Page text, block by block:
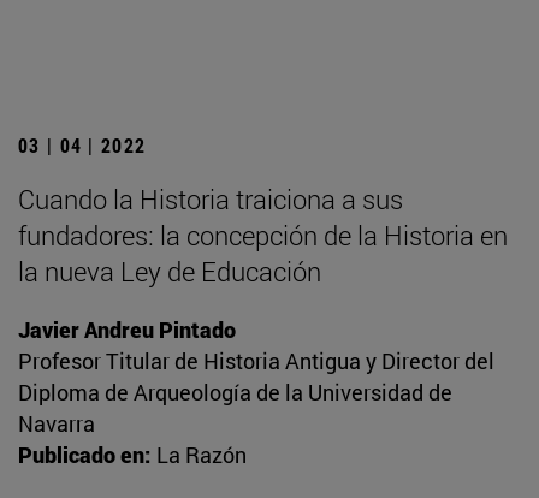
03 | 04 | 2022
Cuando la Historia traiciona a sus
fundadores: la concepción de la Historia en
la nueva Ley de Educación
Javier Andreu Pintado
Profesor Titular de Historia Antigua y Director del
Diploma de Arqueología de la Universidad de
Navarra
Publicado en: La Razón